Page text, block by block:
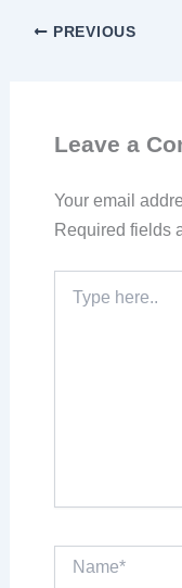
PREVIOUS
Leave a
Your email
Required fields
here..